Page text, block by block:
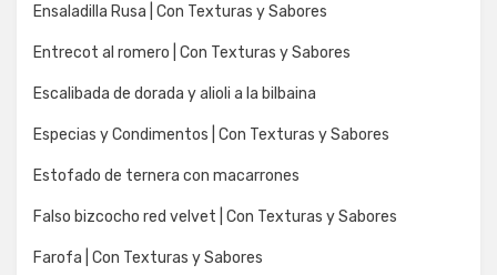
Ensaladilla Rusa | Con Texturas y Sabores
Entrecot al romero | Con Texturas y Sabores
Escalibada de dorada y alioli a la bilbaina
Especias y Condimentos | Con Texturas y Sabores
Estofado de ternera con macarrones
Falso bizcocho red velvet | Con Texturas y Sabores
Farofa | Con Texturas y Sabores